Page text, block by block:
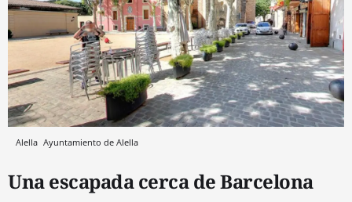
Alella Ayuntamiento de Alella
Una escapada cerca de Barcelona